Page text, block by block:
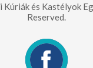
és Kastélyok
Reserved.